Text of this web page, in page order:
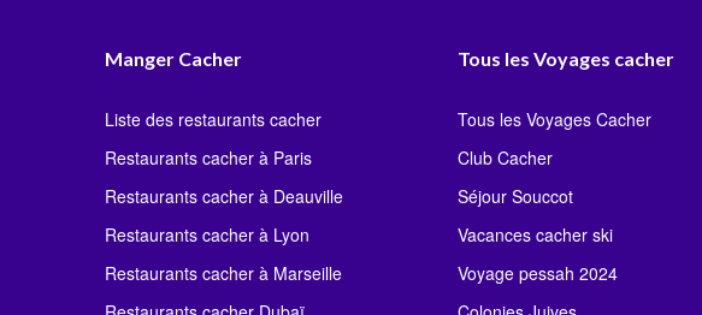
Manger Cacher
Liste des restaurants cacher
Restaurants cacher à Paris
Restaurants cacher à Deauville
Restaurants cacher à Lyon
Restaurants cacher à Marseille
Tous les Voyages cacher
Tous les Voyages Cacher
Club Cacher
Séjour Souccot
Vacances cacher ski
Voyage pessah 2024